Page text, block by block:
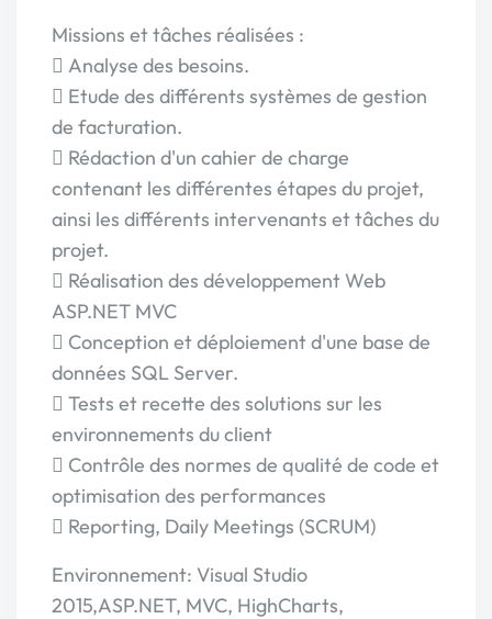
Missions et tâches réalisées :
 Analyse des besoins.
 Etude des différents systèmes de gestion
de facturation.
 Rédaction d'un cahier de charge
contenant les différentes étapes du projet,
ainsi les différents intervenants et tâches du
projet.
 Réalisation des développement Web
ASP.NET MVC
 Conception et déploiement d'une base de
données SQL Server.
 Tests et recette des solutions sur les
environnements du client
 Contrôle des normes de qualité de code et
optimisation des performances
 Reporting, Daily Meetings (SCRUM)
Environnement: Visual Studio
2015,ASP.NET, MVC, HighCharts,